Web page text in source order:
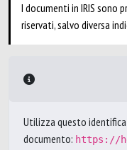
I documenti in IRIS
riservati, salvo diversa
Utilizza questo
documento: https://